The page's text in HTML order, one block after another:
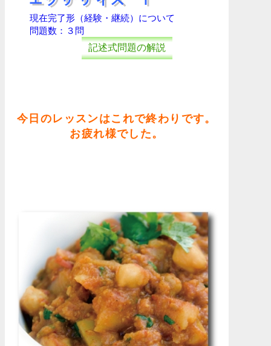
現在完了形（経験・継続）について
問題数：３問
記述式問題の解説
今日のレッスンはこれで終わりです。
お疲れ様でした。